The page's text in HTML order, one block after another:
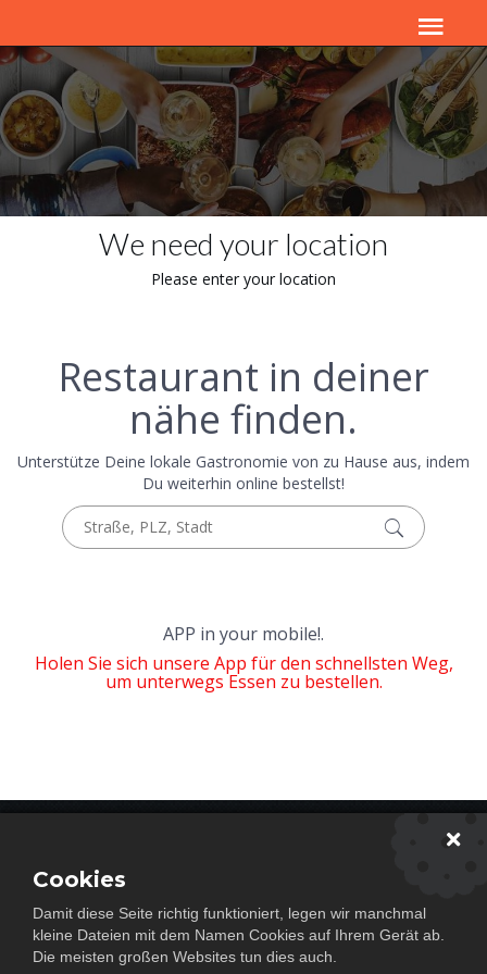
We need your location
Please enter your location
Restaurant in deiner
nähe finden.
Unterstütze Deine lokale Gastronomie von zu Hause aus, indem
Du weiterhin online bestellst!
APP in your mobile!.
Holen Sie sich unsere App für den schnellsten Weg,
um unterwegs Essen zu bestellen.
Abonnieren
Cookies
Damit diese Seite richtig funktioniert, legen wir manchmal
kleine Dateien mit dem Namen Cookies auf Ihrem Gerät ab.
Die meisten großen Websites tun dies auch.